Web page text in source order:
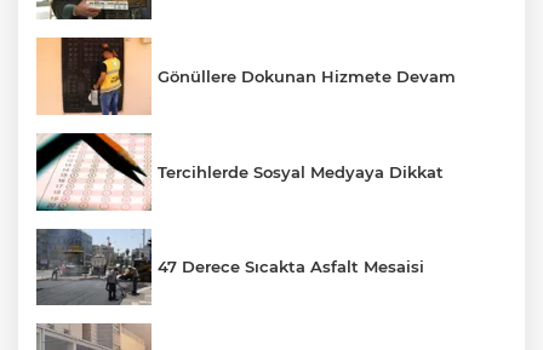
Gönüllere Dokunan Hizmete Devam
Tercihlerde Sosyal Medyaya Dikkat
47 Derece Sıcakta Asfalt Mesaisi